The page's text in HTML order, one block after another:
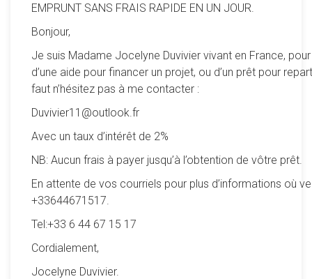
EMPRUNT SANS FRAIS RAPIDE EN UN JOUR.
Bonjour,
Je suis Madame Jocelyne Duvivier vivant en France,
d’une aide pour financer un projet, ou d’un prêt pour
faut n’hésitez pas à me contacter :
Duvivier11@outlook.fr
Avec un taux d’intérêt de 2%
NB: Aucun frais à payer jusqu’à l’obtention de vôtre prêt.
En attente de vos courriels pour plus d’informations où
+33644671517.
Tel:+33 6 44 67 15 17
Cordialement,
Jocelyne Duvivier.